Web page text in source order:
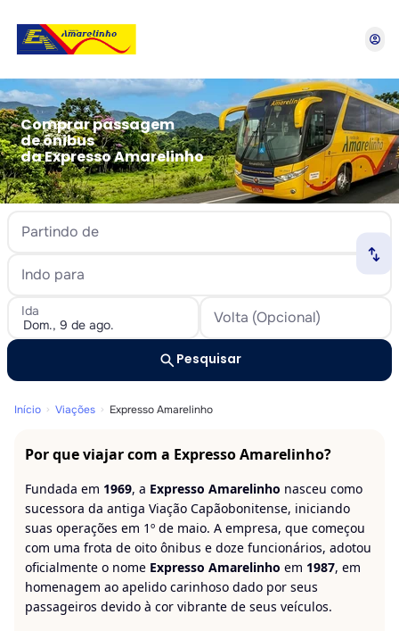
account_circle
Comprar passagem
de ônibus
da Expresso Amarelinho
Partindo de
Indo para
swap_horiz
Ida Volta (Opcional)
search Pesquisar
Início Viações Expresso Amarelinho
Por que viajar com a Expresso Amarelinho?
Fundada em 1969, a Expresso Amarelinho nasceu como
sucessora da antiga Viação Capãobonitense, iniciando
suas operações em 1º de maio. A empresa, que começou
com uma frota de oito ônibus e doze funcionários, adotou
oficialmente o nome Expresso Amarelinho em 1987, em
homenagem ao apelido carinhoso dado por seus
passageiros devido à cor vibrante de seus veículos.